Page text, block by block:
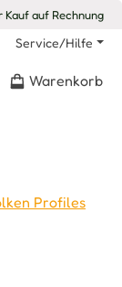
Kauf auf Rechnung
Service/Hilfe
dem Merkzettel
Warenkorb
Profiles